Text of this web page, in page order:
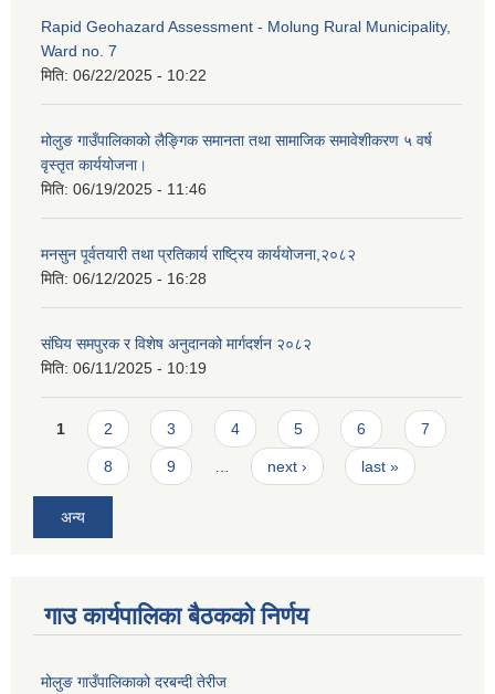
Rapid Geohazard Assessment - Molung Rural Municipality,
Ward no. 7
मिति: 06/22/2025 - 10:22
मोलुङ गाउँपालिकाको लैङ्गिक समानता तथा सामाजिक समावेशीकरण ५ वर्ष
वृस्तृत कार्ययोजना।
मिति: 06/19/2025 - 11:46
मनसुन पूर्वतयारी तथा प्रतिकार्य राष्ट्रिय कार्ययोजना,२०८२
मिति: 06/12/2025 - 16:28
संघिय समपुरक र विशेष अनुदानको मार्गदर्शन २०८२
मिति: 06/11/2025 - 10:19
Pages
1 2 3 4 5 6 7
8 9 next › last »
अन्य
गाउ कार्यपालिका बैठकको निर्णय
मोलुङ गाउँपालिकाको दरबन्दी तेरीज